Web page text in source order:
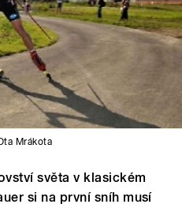
Mrákota
světa v klasickém
si na první sníh musí